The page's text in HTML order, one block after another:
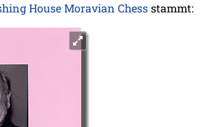
House Moravian Chessstammt: